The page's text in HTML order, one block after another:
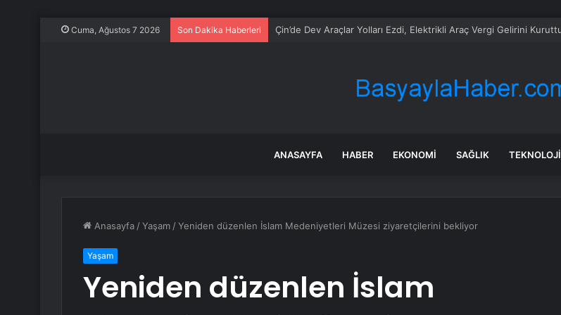
Cuma, Ağustos 7 2026 Son Dakika Haberleri Temizlik işçisinin ihbarıyla ortaya çıktı: Beyoğlu’nda sır ölüm
ANASAYFA HABER EKONOMI SAĞLIK TEKNOLOJI
Anasayfa /Yaşam /Yeniden düzenlen İslam Medeniyetleri Müzesi ziyaretçilerini bekliyor
Yaşam
Yeniden düzenlen İslam